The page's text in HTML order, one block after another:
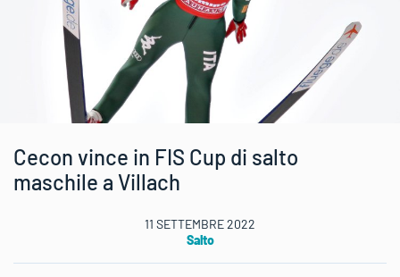
Cecon vince in FIS Cup di salto
maschile a Villach
11 SETTEMBRE 2022
Salto